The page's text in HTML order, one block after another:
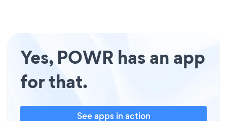
Yes, POWR has an app
for that.
See apps in action